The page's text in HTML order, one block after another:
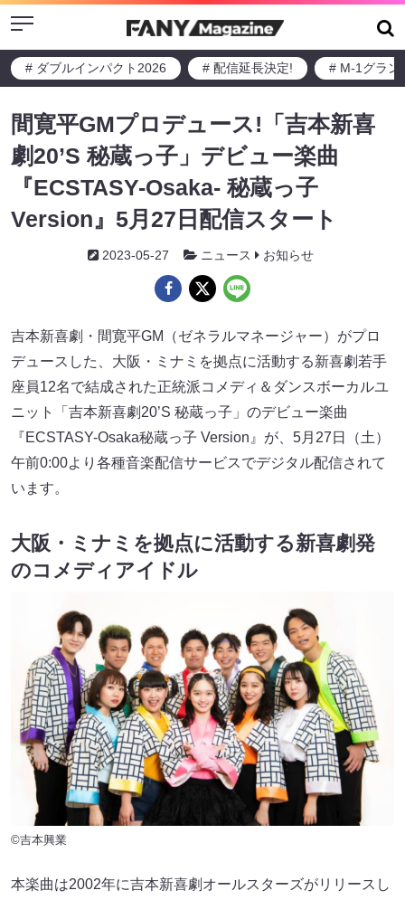
Menu
# ダブルインパクト2026 # 配信延長決定! # M-1グラン
間寛平GMプロデュース!「吉本新喜
劇20’S 秘蔵っ子」デビュー楽曲
『ECSTASY-Osaka- 秘蔵っ子
Version』5月27日配信スタート
2023-05-27 ニュース お知らせ
吉本新喜劇・間寛平GM（ゼネラルマネージャー）がプロ
デュースした、大阪・ミナミを拠点に活動する新喜劇若手
座員12名で結成された正統派コメディ＆ダンスボーカルユ
ニット「吉本新喜劇20’S 秘蔵っ子」のデビュー楽曲
『ECSTASY-Osaka秘蔵っ子 Version』が、5月27日（土）
午前0:00より各種音楽配信サービスでデジタル配信されて
います。
大阪・ミナミを拠点に活動する新喜劇発
のコメディアイドル
©吉本興業
本楽曲は2002年に吉本新喜劇オールスターズがリリースし